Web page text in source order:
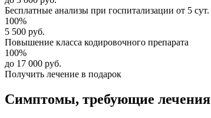
Бесплатные анализы при госпитализации от 5 сут.
100%
5 500 руб.
Повышение класса кодировочного препарата
100%
до 17 000 руб.
Получить лечение в подарок
Симптомы, требующие лечения